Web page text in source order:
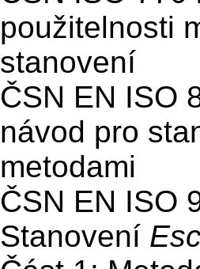
použitelnosti
stanovení
ČSN EN ISO
návod pro
metodami
ČSN EN ISO
Stanovení